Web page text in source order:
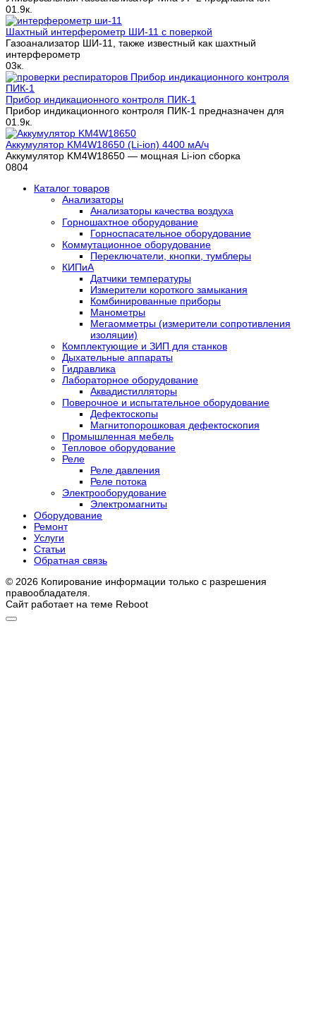
01.9к.
Шахтный интерферометр ШИ-11 с поверкой
Газоанализатор ШИ-11, также известный как шахтный
интерферометр
03к.
Прибор индикационного контроля ПИК-1
Прибор индикационного контроля ПИК-1 предназначен для
01.9к.
Аккумулятор KM4W18650 (Li-ion) 4400 мА/ч
Аккумулятор KM4W18650 — мощная Li-ion сборка
0804
Каталог товаров
Анализаторы
Анализаторы качества воздуха
Горношахтное оборудование
Горноспасательное оборудование
Коммутационное оборудование
Переключатели, кнопки, тумблеры
КИПиА
Датчики температуры
Измерители короткого замыкания
Комбинированные приборы
Манометры
Мегаомметры (измерители сопротивления
изоляции)
Комплектующие и ЗИП для станков
Дыхательные аппараты
Гидравлика
Лабораторное оборудование
Аквадистилляторы
Поверочное и испытательное оборудование
Дефектоскопы
Магнитопорошковая дефектоскопия
Промышленная мебель
Тепловое оборудование
Реле
Реле давления
Реле потока
Электрооборудование
Электромагниты
Оборудование
Ремонт
Услуги
Статьи
Обратная связь
© 2026 Копирование информации только с разрешения
правообладателя.
Сайт работает на теме Reboot